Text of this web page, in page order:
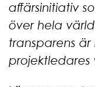
affärsinitiativ
över hela
transparens
projektledares